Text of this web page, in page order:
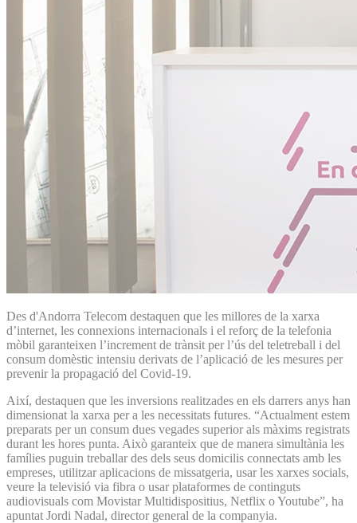
Des d'Andorra Telecom destaquen que les millores de la xarxa
d’internet, les connexions internacionals i el reforç de la telefonia
mòbil garanteixen l’increment de trànsit per l’ús del teletreball i del
consum domèstic intensiu derivats de l’aplicació de les mesures per
prevenir la propagació del Covid-19.
Així, destaquen que les inversions realitzades en els darrers anys han
dimensionat la xarxa per a les necessitats futures. “Actualment estem
preparats per un consum dues vegades superior als màxims registrats
durant les hores punta. Això garanteix que de manera simultània les
famílies puguin treballar des dels seus domicilis connectats amb les
empreses, utilitzar aplicacions de missatgeria, usar les xarxes socials,
veure la televisió via fibra o usar plataformes de continguts
audiovisuals com Movistar Multidispositius, Netflix o Youtube”, ha
apuntat Jordi Nadal, director general de la companyia.